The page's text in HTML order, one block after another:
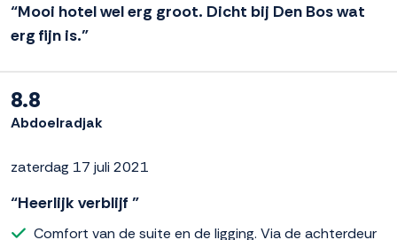
“Mooi hotel wel erg groot. Dicht bij Den Bos wat
erg fijn is.”
8.8
Abdoelradjak
zaterdag 17 juli 2021
“Heerlijk verblijf ”
Comfort van de suite en de ligging. Via de achterdeur